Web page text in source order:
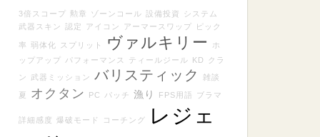
3倍スコープ 勲章 ゾーンコール 設備投資
システム
武器スキン 認定 アイコン アーマースワップ ピック
率 弱体化 スプリット ヴァルキリー
ホ
ップアップ
パフォーマンス ティールジール KD
クラ
ン
武器ミッション バリスティック 雑談
夏 オクタン PC パッチ 漁り FPS用語 ブラマ
詳細感度 爆破モード コーチング
レジェ